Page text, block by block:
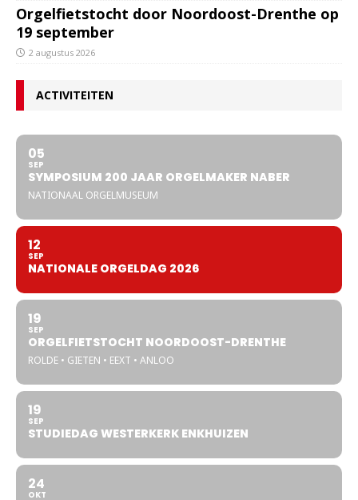
Orgelfietstocht door Noordoost-Drenthe op
19 september
2 augustus 2026
ACTIVITEITEN
05
SEP
SYMPOSIUM 200 JAAR ORGELMAKER NABER
NATIONAAL ORGELMUSEUM
12
SEP
NATIONALE ORGELDAG 2026
19
SEP
ORGELFIETSTOCHT NOORDOOST-DRENTHE
ROLDE • GIETEN • EEXT • ANLOO
19
SEP
STUDIEDAG WESTERKERK ENKHUIZEN
24
OKT